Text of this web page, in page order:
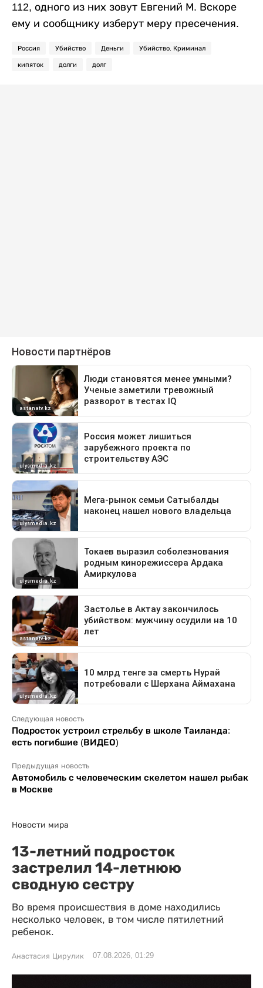
112, одного из них зовут Евгений М. Вскоре
ему и сообщнику изберут меру пресечения.
Россия Убийство Деньги Убийство. Криминал
кипяток долги долг
Следующая новость
Подросток устроил стрельбу в школе Таиланда:
есть погибшие (ВИДЕО)
Предыдущая новость
Автомобиль с человеческим скелетом нашел рыбак
в Москве
Новости мира
13-летний подросток
застрелил 14-летнюю
сводную сестру
Во время происшествия в доме находились
несколько человек, в том числе пятилетний
ребенок.
Анастасия Цирулик 07.08.2026, 01:29